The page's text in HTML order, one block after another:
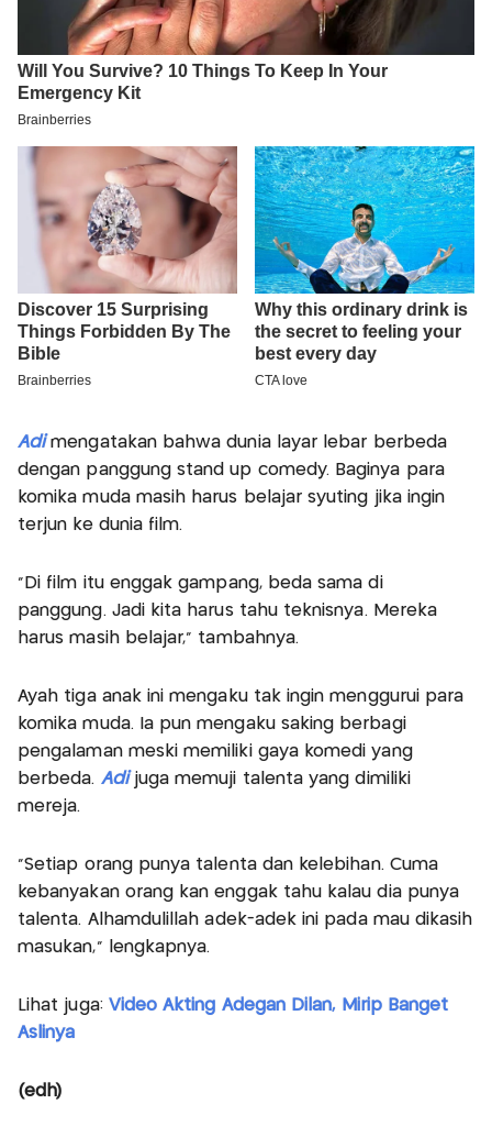
Adimengatakan bahwa dunia layar lebar berbeda
dengan panggung stand up comedy. Baginya para
komika muda masih harus belajar syuting jika ingin
terjun ke dunia film.
"Di film itu enggak gampang, beda sama di
panggung. Jadi kita harus tahu teknisnya. Mereka
harus masih belajar," tambahnya.
Ayah tiga anak ini mengaku tak ingin menggurui para
komika muda. Ia pun mengaku saking berbagi
pengalaman meski memiliki gaya komedi yang
berbeda. Adi juga memuji talenta yang dimiliki
mereja.
"Setiap orang punya talenta dan kelebihan. Cuma
kebanyakan orang kan enggak tahu kalau dia punya
talenta. Alhamdulillah adek-adek ini pada mau dikasih
masukan," lengkapnya.
Lihat juga: Video Akting Adegan Dilan, Mirip Banget
Aslinya
(edh)